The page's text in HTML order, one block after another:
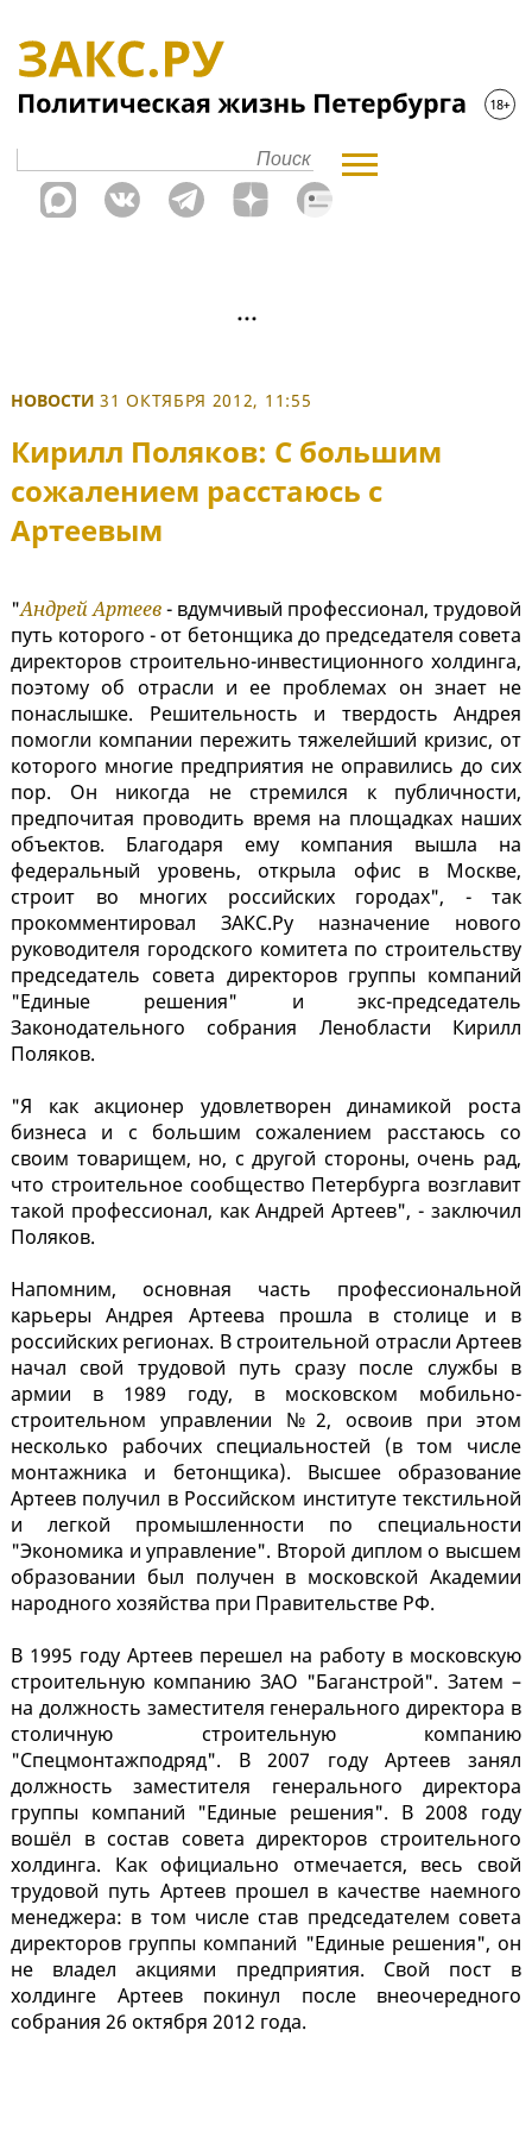
НОВОСТИ 31 ОКТЯБРЯ 2012, 11:55
Кирилл Поляков: С большим
сожалением расстаюсь с
Артеевым
"Андрей Артеев- вдумчивый профессионал, трудовой
путь которого - от бетонщика до председателя совета
директоров строительно-инвестиционного холдинга,
поэтому об отрасли и ее проблемах он знает не
понаслышке. Решительность и твердость Андрея
помогли компании пережить тяжелейший кризис, от
которого многие предприятия не оправились до сих
пор. Он никогда не стремился к публичности,
предпочитая проводить время на площадках наших
объектов. Благодаря ему компания вышла на
федеральный уровень, открыла офис в Москве,
строит во многих российских городах", - так
прокомментировал ЗАКС.Ру назначение нового
руководителя городского комитета по строительству
председатель совета директоров группы компаний
"Единые решения" и экс-председатель
Законодательного собрания Ленобласти Кирилл
Поляков.
"Я как акционер удовлетворен динамикой роста
бизнеса и с большим сожалением расстаюсь со
своим товарищем, но, с другой стороны, очень рад,
что строительное сообщество Петербурга возглавит
такой профессионал, как Андрей Артеев", - заключил
Поляков.
Напомним, основная часть профессиональной
карьеры Андрея Артеева прошла в столице и в
российских регионах. В строительной отрасли Артеев
начал свой трудовой путь сразу после службы в
армии в 1989 году, в московском мобильно-
строительном управлении №2, освоив при этом
несколько рабочих специальностей (в том числе
монтажника и бетонщика). Высшее образование
Артеев получил в Российском институте текстильной
и легкой промышленности по специальности
"Экономика и управление". Второй диплом о высшем
образовании был получен в московской Академии
народного хозяйства при Правительстве РФ.
В 1995 году Артеев перешел на работу в московскую
строительную компанию ЗАО "Баганстрой". Затем –
на должность заместителя генерального директора в
столичную строительную компанию
"Спецмонтажподряд". В 2007 году Артеев занял
должность заместителя генерального директора
группы компаний "Единые решения". В 2008 году
вошёл в состав совета директоров строительного
холдинга. Как официально отмечается, весь свой
трудовой путь Артеев прошел в качестве наемного
менеджера: в том числе став председателем совета
директоров группы компаний "Единые решения", он
не владел акциями предприятия. Свой пост в
холдинге Артеев покинул после внеочередного
собрания 26 октября 2012 года.